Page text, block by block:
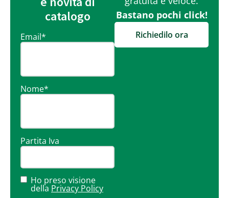
catalogo
Email*
Nome*
Partita Iva
Ho preso visione
della Privacy Policy
Bastano pochi click!
Richiedilo ora